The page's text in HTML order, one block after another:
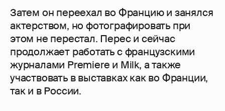
Затем он переехал во Францию и занялся
актерством, но фотографировать при
этом не перестал. Перес и сейчас
продолжает работать с французскими
журналами Premiere и Milk, а также
участвовать в выставках как во Франции,
так и в России.